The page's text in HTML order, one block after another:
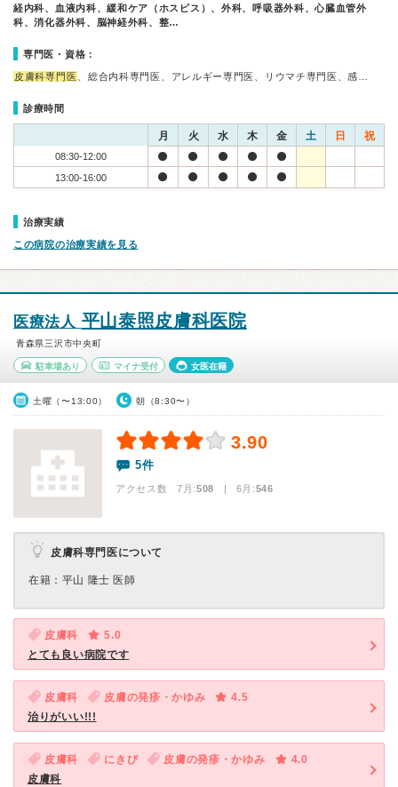
経内科、血液内科、緩和ケア（ホスピス）、外科、呼吸器外科、心臓血管外
科、消化器外科、脳神経外科、整…
専門医・資格：
皮膚科専門医 、総合内科専門医、アレルギー専門医、リウマチ専門医、感…
診療時間
月 火 水 木 金 土 日 祝
08:30-12:00
13:00-16:00
治療実績
この病院の治療実績を見る
医療法人 平山泰照皮膚科医院
青森県三沢市中央町
駐車場あり マイナ受付 女医在籍
土曜（〜13:00） 朝（8:30〜）
3.90
5件
アクセス数 7月:508 | 6月:546
皮膚科専門医について
在籍：平山 隆士 医師
皮膚科
5.0
とても良い病院です
皮膚科 皮膚の発疹・かゆみ
4.5
治りがいい!!!
皮膚科 にきび 皮膚の発疹・かゆみ
4.0
皮膚科